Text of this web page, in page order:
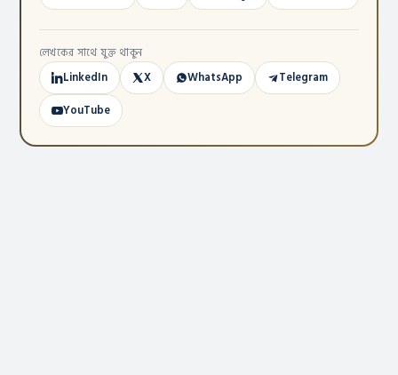
লেখকের সাথে যুক্ত থাকুন
LinkedIn X WhatsApp
Telegram
YouTube